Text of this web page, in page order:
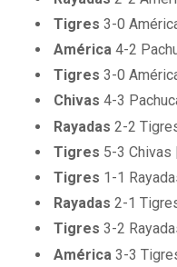
Tigres3-0
América4-2
Tigres3-0
Chivas 4-3
Rayadas2-2
Tigres 5-3 Chivas
Tigres 1-1
Rayadas2-1
Tigres3-2
América3-3